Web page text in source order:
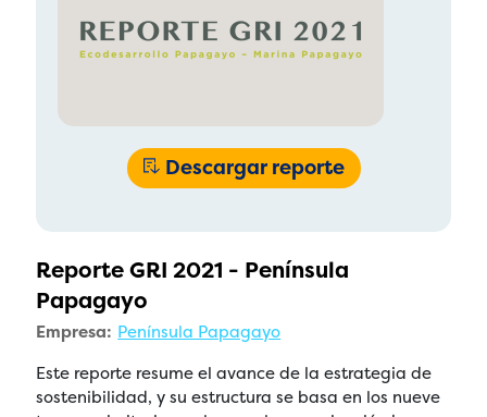
Descargar reporte
Reporte GRI 2021 - Península
Papagayo
Empresa: Península Papagayo
Este reporte resume el avance de la estrategia de
sostenibilidad, y su estructura se basa en los nueve